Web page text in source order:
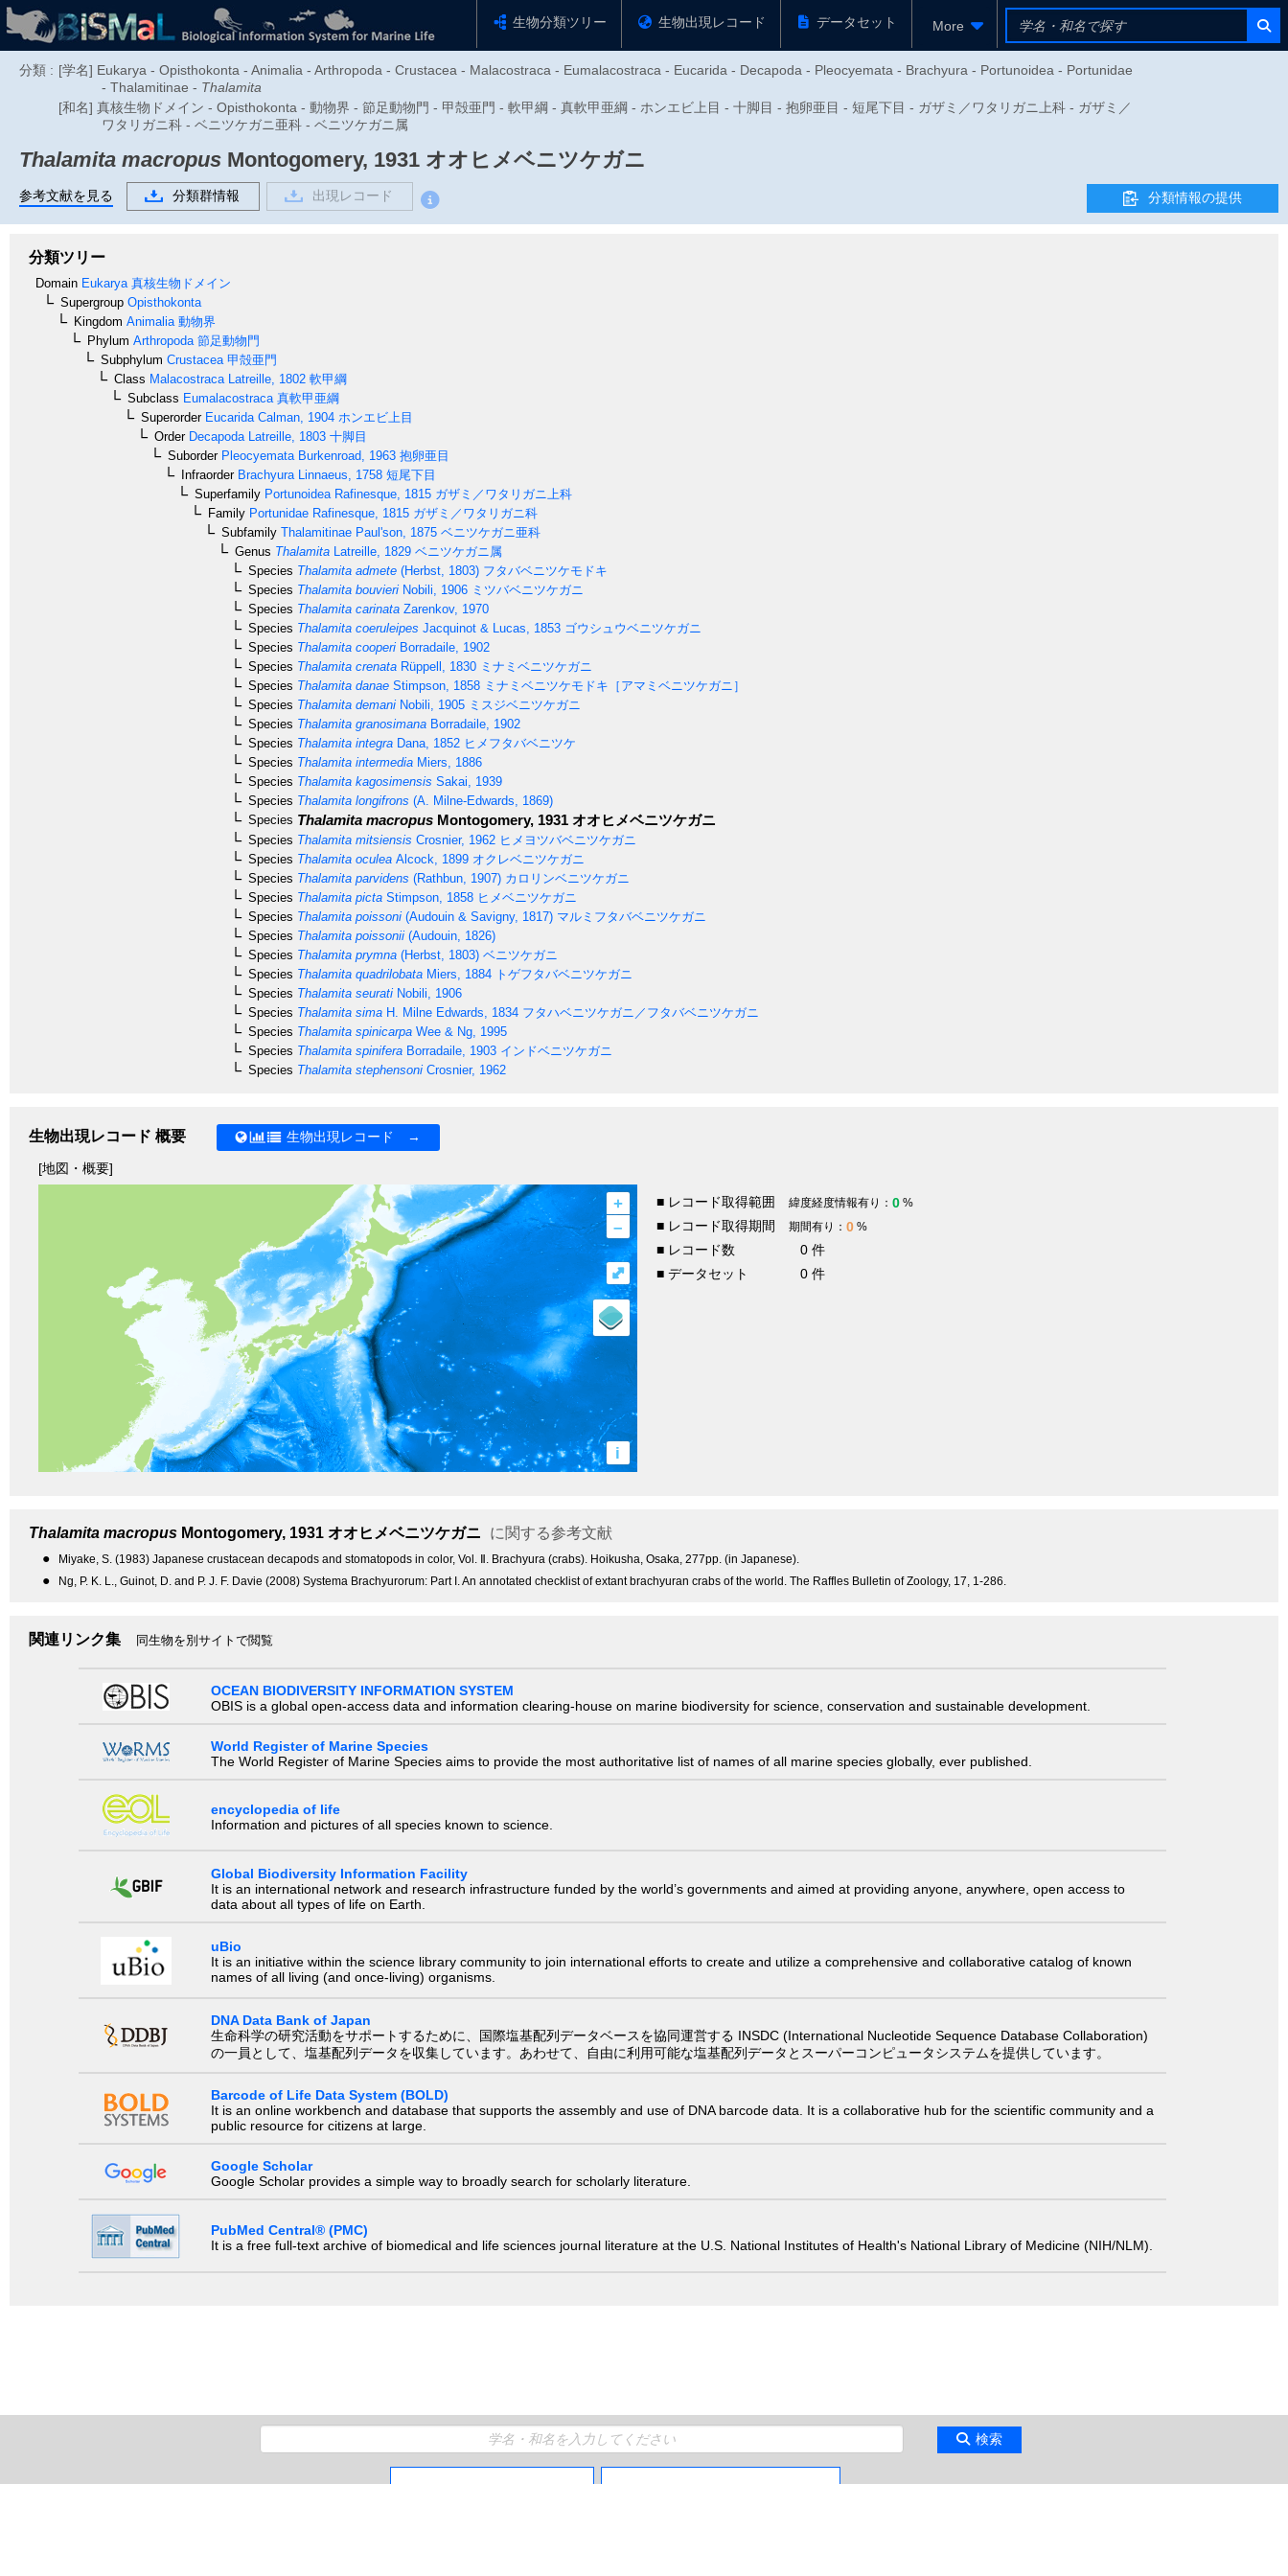
生物分類ツリー 生物出現レコード データセット More
分類 : [学名] Eukarya - Opisthokonta - Animalia - Arthropoda - Crustacea - Malacostraca - Eumalacostraca - Eucarida - Decapoda - Pleocyemata - Brachyura - Portunoidea - Portunidae
- Thalamitinae - Thalamita
[和名] 真核生物ドメイン - Opisthokonta - 動物界 - 節足動物門 - 甲殻亜門 - 軟甲綱 - 真軟甲亜綱 - ホンエビ上目 - 十脚目 - 抱卵亜目 - 短尾下目 - ガザミ／ワタリガニ上科 - ガザミ／
ワタリガニ科 - ベニツケガニ亜科 - ベニツケガニ属
Thalamita macropus Montogomery, 1931 オオヒメベニツケガニ
参考文献を見る 分類群情報 出現レコード 分類情報の提供
分類ツリー
Domain Eukarya 真核生物ドメイン
Supergroup Opisthokonta
Kingdom Animalia 動物界
Phylum Arthropoda 節足動物門
Subphylum Crustacea 甲殻亜門
Class Malacostraca Latreille, 1802 軟甲綱
Subclass Eumalacostraca 真軟甲亜綱
SuperorderEucarida Calman, 1904 ホンエビ上目
OrderDecapoda Latreille, 1803 十脚目
SuborderPleocyemata Burkenroad, 1963 抱卵亜目
InfraorderBrachyura Linnaeus, 1758 短尾下目
Superfamily Portunoidea Rafinesque, 1815 ガザミ／ワタリガニ上科
Family Portunidae Rafinesque, 1815 ガザミ／ワタリガニ科
Subfamily Thalamitinae Paul'son, 1875 ベニツケガニ亜科
Genus Thalamita Latreille, 1829 ベニツケガニ属
Species Thalamita admete (Herbst, 1803) フタバベニツケモドキ
Species Thalamita bouvieri Nobili, 1906 ミツバベニツケガニ
Species Thalamita carinata Zarenkov, 1970
Species Thalamita coeruleipes Jacquinot & Lucas, 1853 ゴウシュウベニツケガニ
Species Thalamita cooperi Borradaile, 1902
Species Thalamita crenata Rüppell, 1830 ミナミベニツケガニ
Species Thalamita danae Stimpson, 1858 ミナミベニツケモドキ［アマミベニツケガニ］
Species Thalamita demani Nobili, 1905 ミスジベニツケガニ
Species Thalamita granosimana Borradaile, 1902
Species Thalamita integra Dana, 1852 ヒメフタバベニツケ
Species Thalamita intermedia Miers, 1886
Species Thalamita kagosimensis Sakai, 1939
Species Thalamita longifrons (A. Milne-Edwards, 1869)
Species Thalamita macropus Montogomery, 1931 オオヒメベニツケガニ
Species Thalamita mitsiensis Crosnier, 1962 ヒメヨツバベニツケガニ
Species Thalamita oculea Alcock, 1899 オクレベニツケガニ
Species Thalamita parvidens (Rathbun, 1907) カロリンベニツケガニ
Species Thalamita picta Stimpson, 1858 ヒメベニツケガニ
Species Thalamita poissoni (Audouin & Savigny, 1817) マルミフタバベニツケガニ
Species Thalamita poissonii (Audouin, 1826)
Species Thalamita prymna (Herbst, 1803) ベニツケガニ
Species Thalamita quadrilobata Miers, 1884 トゲフタバベニツケガニ
Species Thalamita seurati Nobili, 1906
Species Thalamita sima H. Milne Edwards, 1834 フタハベニツケガニ／フタバベニツケガニ
Species Thalamita spinicarpa Wee & Ng, 1995
Species Thalamita spinifera Borradaile, 1903 インドベニツケガニ
Species Thalamita stephensoni Crosnier, 1962
生物出現レコード 概要 生物出現レコード →
[地図・概要]
+
–
i
⤢
■ レコード取得範囲 緯度経度情報有り： 0 %
■ レコード取得期間 期間有り： 0 %
■ レコード数
0 件
■ データセット
0 件
Thalamita macropus Montogomery, 1931 オオヒメベニツケガニ に関する参考文献
● Miyake, S. (1983) Japanese crustacean decapods and stomatopods in color, Vol. Ⅱ. Brachyura (crabs). Hoikusha, Osaka, 277pp. (in Japanese).
● Ng, P. K. L., Guinot, D. and P. J. F. Davie (2008) Systema Brachyurorum: Part I. An annotated checklist of extant brachyuran crabs of the world. The Raffles Bulletin of Zoology, 17, 1-286.
関連リンク集 同生物を別サイトで閲覧
OCEAN BIODIVERSITY INFORMATION SYSTEM
OBIS is a global open-access data and information clearing-house on marine biodiversity for science, conservation and sustainable development.
World Register of Marine Species
The World Register of Marine Species aims to provide the most authoritative list of names of all marine species globally, ever published.
encyclopedia of life
Information and pictures of all species known to science.
Global Biodiversity Information Facility
It is an international network and research infrastructure funded by the world’s governments and aimed at providing anyone, anywhere, open access to
data about all types of life on Earth.
uBio
It is an initiative within the science library community to join international efforts to create and utilize a comprehensive and collaborative catalog of known
names of all living (and once-living) organisms.
DNA Data Bank of Japan
生命科学の研究活動をサポートするために、国際塩基配列データベースを協同運営する INSDC (International Nucleotide Sequence Database Collaboration)
の一員として、塩基配列データを収集しています。あわせて、自由に利用可能な塩基配列データとスーパーコンピュータシステムを提供しています。
Barcode of Life Data System (BOLD)
It is an online workbench and database that supports the assembly and use of DNA barcode data. It is a collaborative hub for the scientific community and a
public resource for citizens at large.
Google Scholar
Google Scholar provides a simple way to broadly search for scholarly literature.
PubMed Central® (PMC)
It is a free full-text archive of biomedical and life sciences journal literature at the U.S. National Institutes of Health's National Library of Medicine (NIH/NLM).
検索